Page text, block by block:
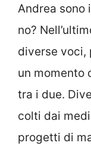
Andrea sono
no?
diverse voci,
un momento
tra i due.
colti dai
progetti di